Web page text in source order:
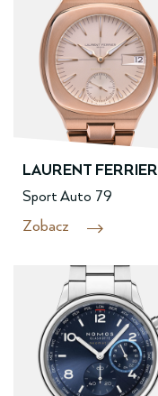
LAURENT FERRIER
Sport Auto 79
Zobacz